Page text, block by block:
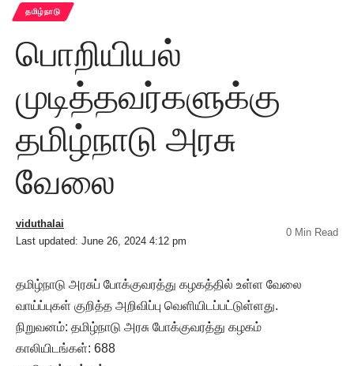
தமிழ்நாடு
பொறியியல்
முடித்தவர்களுக்கு
தமிழ்நாடு அரசு
வேலை
Last updated: June 26, 2024 4:12 pm
viduthalai
0 Min Read
தமிழ்நாடு அரசுப் போக்குவரத்து கழகத்தில் உள்ள வேலை
வாய்ப்புகள் குறித்த அறிவிப்பு வெளியிடப்பட்டுள்ளது.
நிறுவனம்: தமிழ்நாடு அரசு போக்குவரத்து கழகம்
காலியிடங்கள்: 688